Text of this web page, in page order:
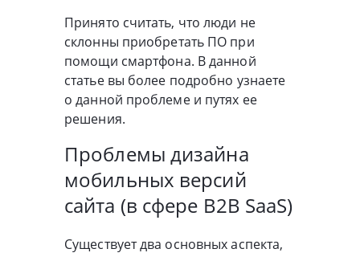
Принято считать, что люди не
склонны приобретать ПО при
помощи смартфона. В данной
статье вы более подробно узнаете
о данной проблеме и путях ее
решения.
Проблемы дизайна
мобильных версий
сайта (в сфере B2B SaaS)
Существует два основных аспекта,